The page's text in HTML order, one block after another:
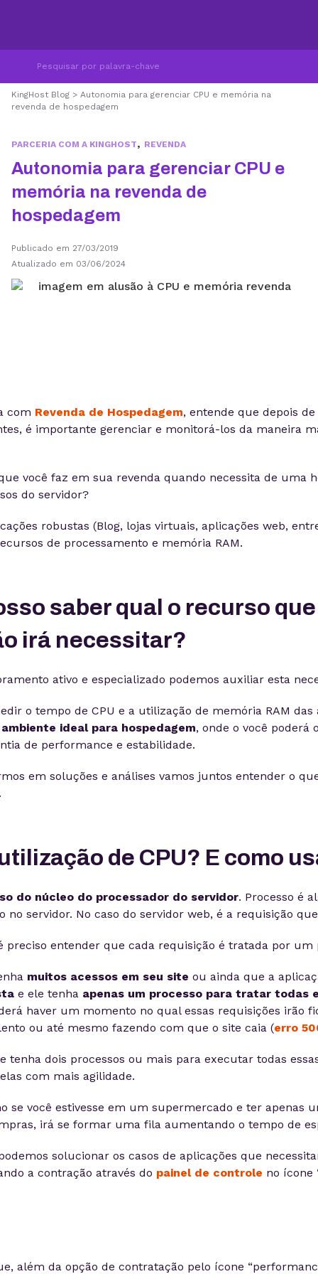
KingHost Blog > Autonomia para gerenciar CPU e memória na
revenda de hospedagem
PARCERIA COM A KINGHOST, REVENDA
Autonomia para gerenciar CPU e
memória na revenda de
hospedagem
Publicado em 27/03/2019
Atualizado em 03/06/2024
com Revenda de Hospedagem, entende que depois
é importante gerenciar e monitorá-los da maneira
você faz em sua revenda quando necessita de uma
do servidor?
robustas (Blog, lojas virtuais, aplicações web,
de processamento e memória RAM.
saber qual o recurso
irá necessitar?
ativo e especializado podemos auxiliar esta
o tempo de CPU e a utilização de memória RAM das
ideal para hospedagem, onde o você poderá
de performance e estabilidade.
em soluções e análises vamos juntos entender o
de CPU? E como
do núcleo do processador do servidor. Processo é
no servidor. No caso do servidor web, é a requisição
preciso entender que cada requisição é tratada por um
muitos acessos em seu site ou ainda que a
e ele tenha apenas um processo para tratar todas
haver um momento no qual essas requisições irão
ou até mesmo fazendo com que o site caia (erro
tenha dois processos ou mais para executar todas
com mais agilidade.
se você estivesse em um supermercado e ter apenas
irá se formar uma fila aumentando o tempo de
solucionar os casos de aplicações que
a contração através do painel de controle no ícone
além da opção de contratação pelo ícone